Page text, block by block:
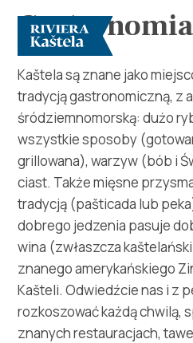
Odkryj
Destynacja
Co robić
Info
Gastronomia
Kaštela są znane jako
tradycją gastronomiczną, z
śródziemnomorską: dużo
wszystkie sposoby
grillowana), warzyw (bób i
ciast. Także mięsne
tradycją (pašticada lub
dobrego jedzenia pasuje
wina (zwłaszcza
znanego amerykańskiego
Kašteli. Odwiedźcie nas i z
rozkoszować każdą chwilą,
znanych restauracjach,